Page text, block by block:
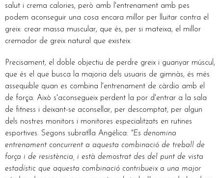
salut i crema calories, però amb l'entrenament amb pes
podem aconseguir una cosa encara millor per lluitar contra el
greix: crear massa muscular, que és, per si mateixa, el millor
cremador de greix natural que existeix.
Precisament, el doble objectiu de perdre greix i guanyar múscul,
que és el que busca la majoria dels usuaris de gimnàs, és més
assequible quan es combina l'entrenament de càrdio amb el
de força. Això s'aconsegueix perdent la por d'entrar a la sala
de fitness i deixant-se aconsellar, per descomptat, per algun
dels nostres monitors i monitores especialitzats en rutines
esportives. Segons subratlla Angélica: "Es denomina
entrenament concurrent a aquesta combinació de treball de
força i de resistència, i està demostrat des del punt de vista
estadístic que aquesta combinació contribueix a una major